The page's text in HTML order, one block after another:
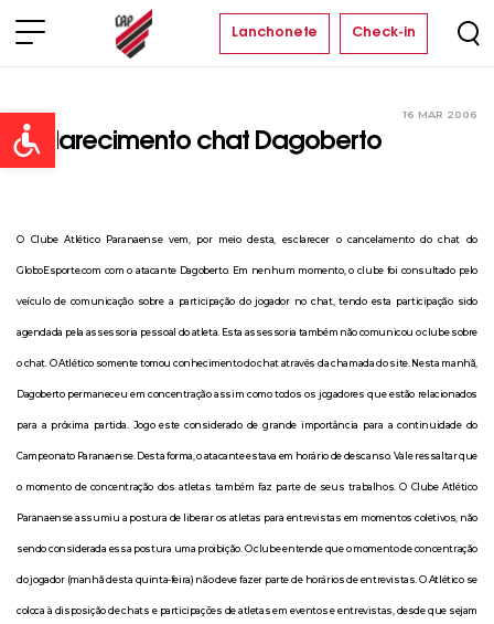
Open toolbar
Lanchonete Check-in
16 MAR 2006
Esclarecimento chat Dagoberto
O Clube Atlético Paranaense vem, por meio desta, esclarecer o cancelamento do chat do
GloboEsporte.com com o atacante Dagoberto. Em nenhum momento, o clube foi consultado pelo
veículo de comunicação sobre a participação do jogador no chat, tendo esta participação sido
agendada pela assessoria pessoal do atleta. Esta assessoria também não comunicou o clube sobre
o chat. O Atlético somente tomou conhecimento do chat através da chamada do site. Nesta manhã,
Dagoberto permaneceu em concentração assim como todos os jogadores que estão relacionados
para a próxima partida. Jogo este considerado de grande importância para a continuidade do
Campeonato Paranaense. Desta forma, o atacante estava em horário de descanso. Vale ressaltar que
o momento de concentração dos atletas também faz parte de seus trabalhos. O Clube Atlético
Paranaense assumiu a postura de liberar os atletas para entrevistas em momentos coletivos, não
sendo considerada essa postura uma proibição. O clube entende que o momento de concentração
do jogador (manhã desta quinta-feira) não deve fazer parte de horários de entrevistas. O Atlético se
coloca à disposição de chats e participações de atletas em eventos e entrevistas, desde que sejam